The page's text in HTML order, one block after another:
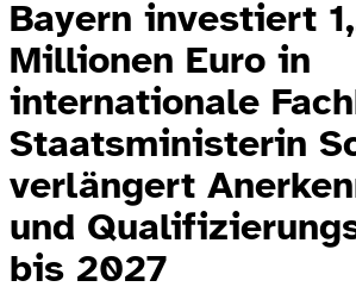
Bayern investiert
Millionen Euro in
internationale
Staatsministerin
verlängert
und
bis 2027